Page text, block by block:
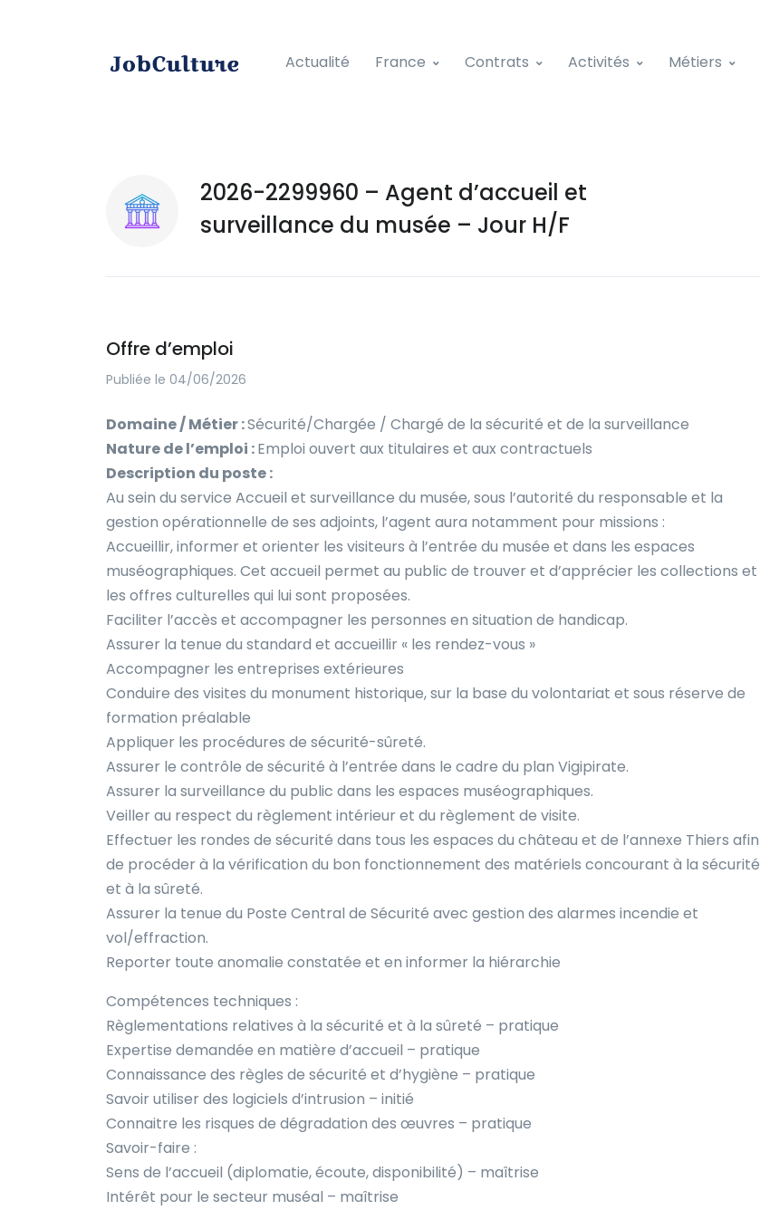
Actualité France Contrats Activités Métiers
2026-2299960 – Agent d’accueil et
surveillance du musée – Jour H/F
Offre d’emploi
Publiée le 04/06/2026
Domaine / Métier :Sécurité/Chargée / Chargé de la sécurité et de la surveillance
Nature de l’emploi :Emploi ouvert aux titulaires et aux contractuels
Description du poste :
Au sein du service Accueil et surveillance du musée, sous l’autorité du responsable et la
gestion opérationnelle de ses adjoints, l’agent aura notamment pour missions :
Accueillir, informer et orienter les visiteurs à l’entrée du musée et dans les espaces
muséographiques. Cet accueil permet au public de trouver et d’apprécier les collections et
les offres culturelles qui lui sont proposées.
Faciliter l’accès et accompagner les personnes en situation de handicap.
Assurer la tenue du standard et accueillir « les rendez-vous »
Accompagner les entreprises extérieures
Conduire des visites du monument historique, sur la base du volontariat et sous réserve de
formation préalable
Appliquer les procédures de sécurité-sûreté.
Assurer le contrôle de sécurité à l’entrée dans le cadre du plan Vigipirate.
Assurer la surveillance du public dans les espaces muséographiques.
Veiller au respect du règlement intérieur et du règlement de visite.
Effectuer les rondes de sécurité dans tous les espaces du château et de l’annexe Thiers afin
de procéder à la vérification du bon fonctionnement des matériels concourant à la sécurité
et à la sûreté.
Assurer la tenue du Poste Central de Sécurité avec gestion des alarmes incendie et
vol/effraction.
Reporter toute anomalie constatée et en informer la hiérarchie
Compétences techniques :
Règlementations relatives à la sécurité et à la sûreté – pratique
Expertise demandée en matière d’accueil – pratique
Connaissance des règles de sécurité et d’hygiène – pratique
Savoir utiliser des logiciels d’intrusion – initié
Connaitre les risques de dégradation des œuvres – pratique
Savoir-faire :
Sens de l’accueil (diplomatie, écoute, disponibilité) – maîtrise
Intérêt pour le secteur muséal – maîtrise